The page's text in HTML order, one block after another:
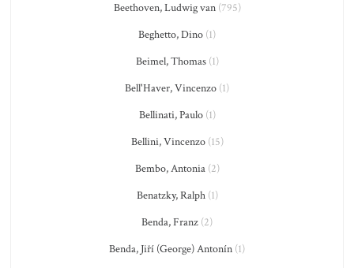
Beethoven, Ludwig van(795)
Beghetto, Dino (1)
Beimel, Thomas(1)
Bell'Haver, Vincenzo (1)
Bellinati, Paulo(1)
Bellini, Vincenzo(15)
Bembo, Antonia(2)
Benatzky, Ralph(1)
Benda, Franz (2)
Benda, Jiří (George) Antonín (1)